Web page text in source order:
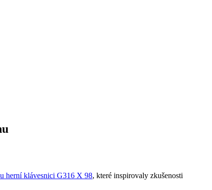
herní klávesnici G316 X 98, které inspirovaly zkušenosti